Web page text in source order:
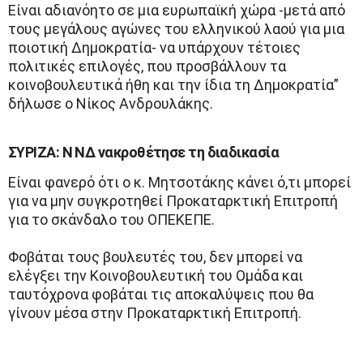
Είναι αδιανόητο σε μια ευρωπαϊκή χώρα -μετά από
τους μεγάλους αγώνες του ελληνικού λαού για μια
ποιοτική Δημοκρατία- να υπάρχουν τέτοιες
πολιτικές επιλογές, που προσβάλλουν τα
κοινοβουλευτικά ήθη και την ίδια τη Δημοκρατία”
δήλωσε ο Νίκος Ανδρουλάκης.
ΣΥΡΙΖΑ: Ν ΝΔ νακροθέτησε τη διαδικασία
Είναι φανερό ότι ο κ. Μητσοτάκης κάνει ό,τι μπορεί
για να μην συγκροτηθεί Προκαταρκτική Επιτροπή
για το σκάνδαλο του ΟΠΕΚΕΠΕ.
Φοβάται τους βουλευτές του, δεν μπορεί να
ελέγξει την Κοινοβουλευτική του Ομάδα και
ταυτόχρονα φοβάται τις αποκαλύψεις που θα
γίνουν μέσα στην Προκαταρκτική Επιτροπή.